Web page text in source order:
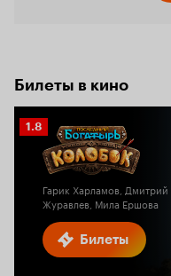
Билеты в кино
Билеты
Рейтинг
Кинопоиска
1.8
Гарик Харламов, Дмитрий
Журавлев, Мила Ершова